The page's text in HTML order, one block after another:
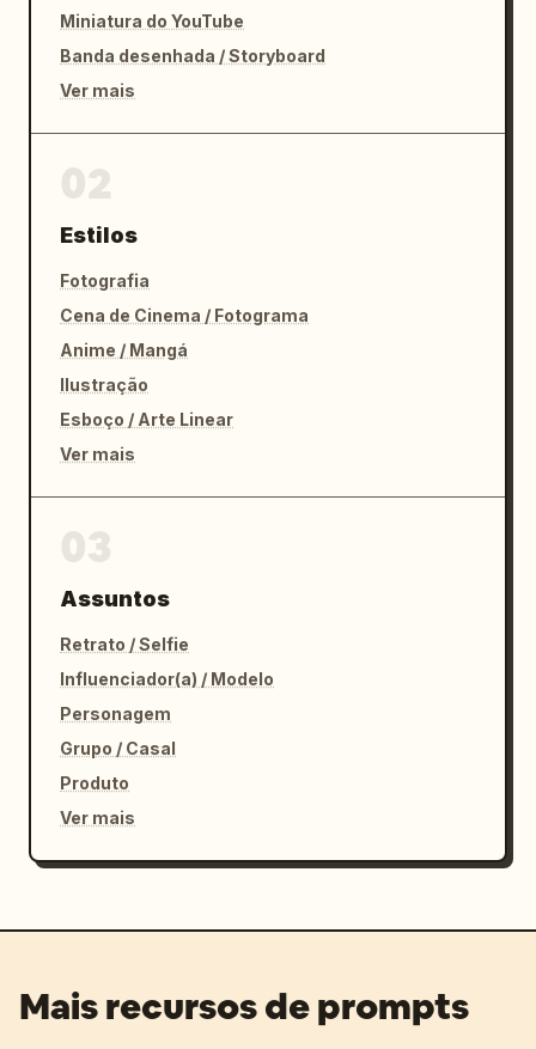
Miniatura do YouTube
Banda desenhada / Storyboard
Ver mais
Estilos
Fotografia
Cena de Cinema / Fotograma
Anime / Mangá
Ilustração
Esboço / Arte Linear
Ver mais
Assuntos
Retrato / Selfie
Influenciador(a) / Modelo
Personagem
Grupo / Casal
Produto
Ver mais
Mais recursos de prompts